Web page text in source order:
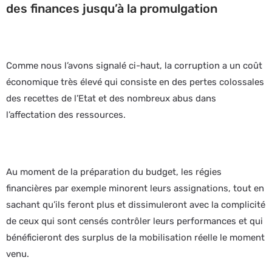
des finances jusqu’à la promulgation
Comme nous l’avons signalé ci-haut, la corruption a un coût
économique très élevé qui consiste en des pertes colossales
des recettes de l’Etat et des nombreux abus dans
l’affectation des ressources.
Au moment de la préparation du budget, les régies
financières par exemple minorent leurs assignations, tout en
sachant qu’ils feront plus et dissimuleront avec la complicité
de ceux qui sont censés contrôler leurs performances et qui
bénéficieront des surplus de la mobilisation réelle le moment
venu.